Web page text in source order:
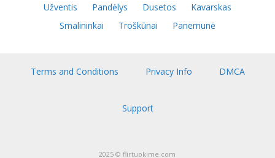
Užventis
Pandėlys Dusetos
Kavarskas
Smalininkai
Troškūnai Panemunė
Terms and Conditions Privacy Info DMCA
Support
2025 © flirtuokime.com